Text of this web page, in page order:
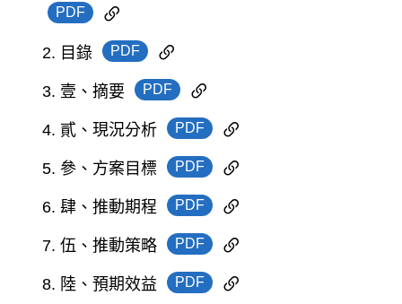
PDF
2. 目錄 PDF
3. 壹、摘要 PDF
4. 貳、現況分析 PDF
5. 參、方案目標 PDF
6. 肆、推動期程 PDF
7. 伍、推動策略 PDF
8. 陸、預期效益 PDF